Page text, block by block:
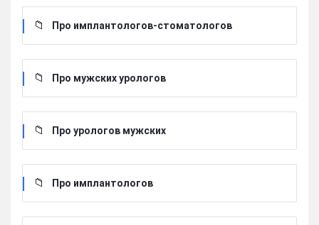
Про имплантологов-стоматологов
Про мужских урологов
Про урологов мужских
Про имплантологов